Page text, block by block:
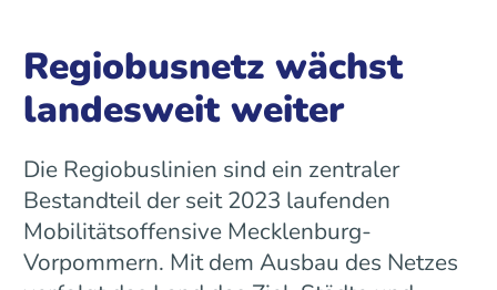
Regiobusnetz wächst
landesweit weiter
Die Regiobuslinien sind ein zentraler
Bestandteil der seit 2023 laufenden
Mobilitätsoffensive Mecklenburg-
Vorpommern. Mit dem Ausbau des Netzes